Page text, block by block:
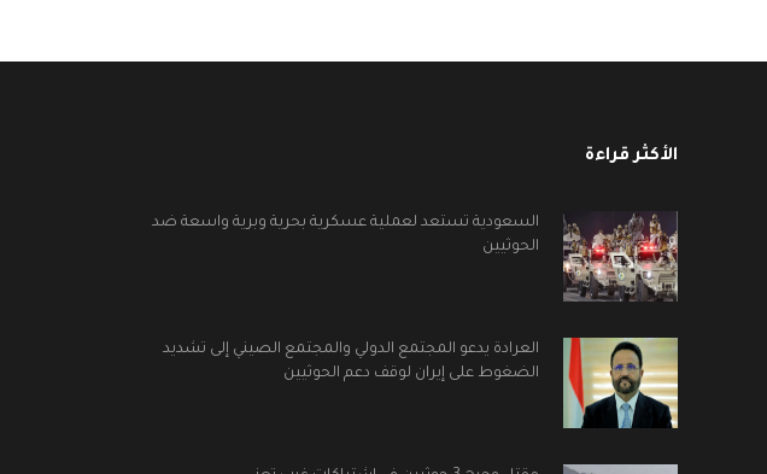
الأكثر قراءة
السعودية تستعد لعملية عسكرية بحرية وبرية واسعة ضد
الحوثيين
العرادة يدعو المجتمع الدولي والمجتمع الصيني إلى تشديد
الضغوط على إيران لوقف دعم الحوثيين